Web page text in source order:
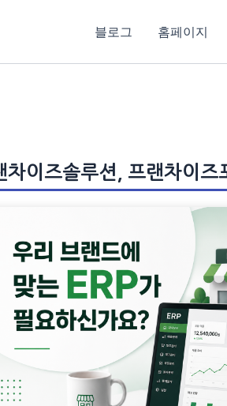
블로그 홈페이지
이즈솔루션, 프랜차이즈